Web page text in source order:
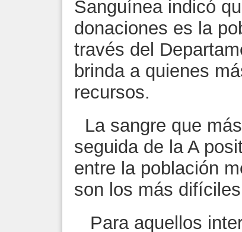
Sanguínea indicó
donaciones es la
través del
brinda a quienes
recursos.
La sangre que
seguida de la A
entre la población
son los más
Para aquellos